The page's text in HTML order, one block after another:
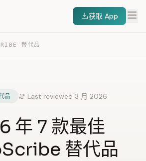
获取 App
替代品
品 Last reviewed 3 月 2026
年 7 款最佳
替代品